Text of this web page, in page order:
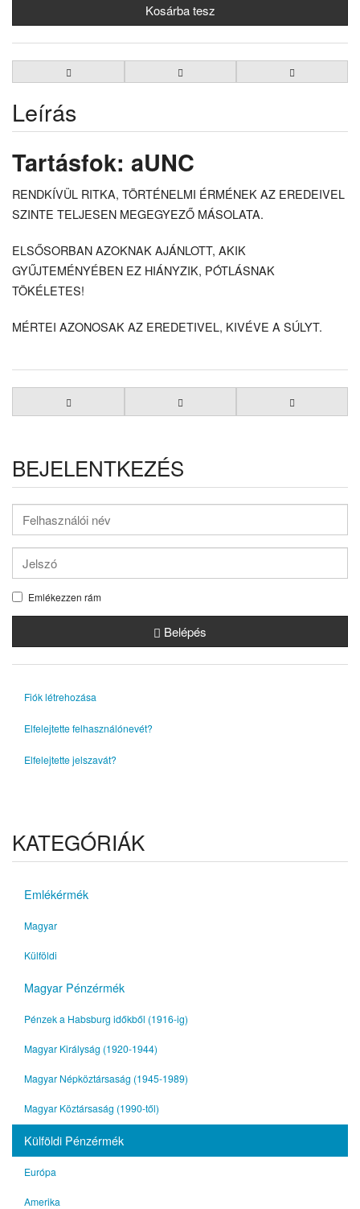
Leírás
Tartásfok: aUNC
RENDKÍVÜL RITKA, TÖRTÉNELMI ÉRMÉNEK AZ EREDEIVEL
SZINTE TELJESEN MEGEGYEZŐ MÁSOLATA.
ELSŐSORBAN AZOKNAK AJÁNLOTT, AKIK
GYŰJTEMÉNYÉBEN EZ HIÁNYZIK, PÓTLÁSNAK
TÖKÉLETES!
MÉRTEI AZONOSAK AZ EREDETIVEL, KIVÉVE A SÚLYT.
BEJELENTKEZÉS
Emlékezzen rám
Belépés
Fiók létrehozása
Elfelejtette felhasználónevét?
Elfelejtette jelszavát?
KATEGÓRIÁK
Emlékérmék
Magyar
Külföldi
Magyar Pénzérmék
Pénzek a Habsburg időkből (1916-ig)
Magyar Királyság (1920-1944)
Magyar Népköztársaság (1945-1989)
Magyar Köztársaság (1990-től)
Külföldi Pénzérmék
Európa
Amerika